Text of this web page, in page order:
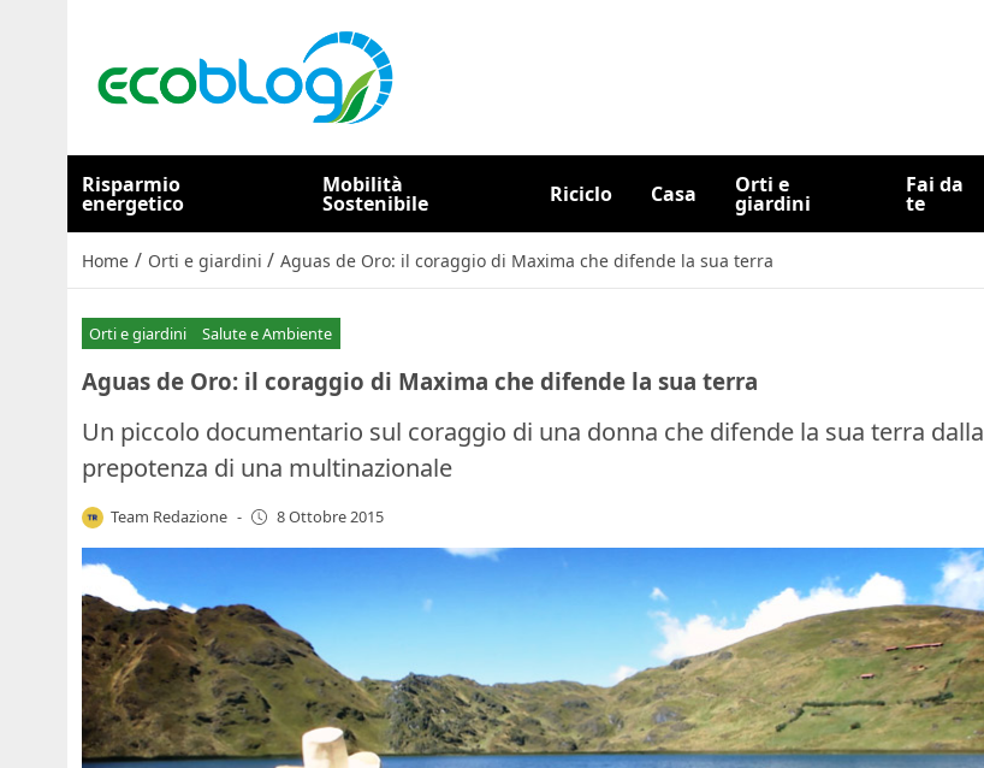
Risparmio
energetico
Mobilità
Sostenibile Riciclo Casa Orti e
giardini
Fai da
te
Home / Orti e giardini / Aguas de Oro: il coraggio di Maxima che difende la sua terra
Orti e giardini Salute e Ambiente
Aguas de Oro: il coraggio di Maxima che difende la sua terra
Un piccolo documentario sul coraggio di una donna che difende la sua terra dalla
prepotenza di una multinazionale
Team Redazione - 8 Ottobre 2015